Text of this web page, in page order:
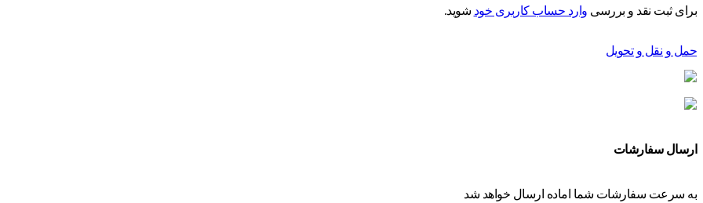
برای ثبت نقد و بررسی وارد حساب کاربری خود شوید.
حمل و نقل و تحویل
ارسال سفارشات
به سرعت سفارشات شما اماده ارسال خواهد شد